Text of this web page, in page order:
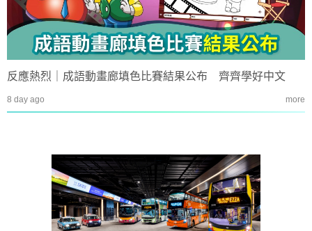
反應熱烈｜成語動畫廊填色比賽結果公布 齊齊學好中文
8 day ago more